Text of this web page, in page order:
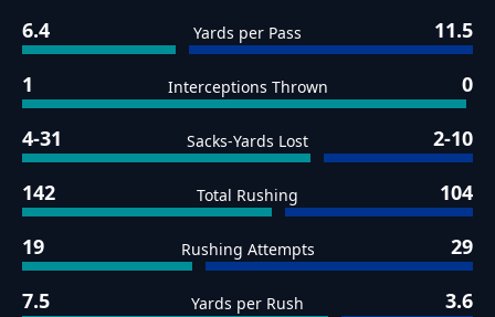
6.4 Yards per Pass 11.5
1 Interceptions Thrown 0
4-31 Sacks-Yards Lost 2-10
142 Total Rushing 104
19 Rushing Attempts 29
7.5 Yards per Rush 3.6